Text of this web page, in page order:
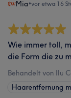
Mia•vor etwa 16
Wie immer toll,
die Form die zu
Behandelt von Ilu
Haarentfernung